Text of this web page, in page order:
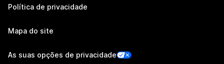
Política de privacidade
Mapa do site
As suas opções de privacidade